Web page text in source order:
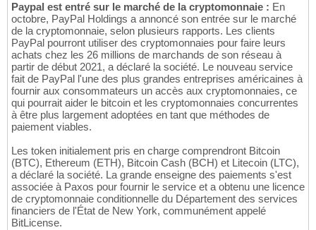
Paypal est entré sur le marché de la cryptomonnaie : En
octobre, PayPal Holdings a annoncé son entrée sur le marché
de la cryptomonnaie, selon plusieurs rapports. Les clients
PayPal pourront utiliser des cryptomonnaies pour faire leurs
achats chez les 26 millions de marchands de son réseau à
partir de début 2021, a déclaré la société. Le nouveau service
fait de PayPal l'une des plus grandes entreprises américaines à
fournir aux consommateurs un accès aux cryptomonnaies, ce
qui pourrait aider le bitcoin et les cryptomonnaies concurrentes
à être plus largement adoptées en tant que méthodes de
paiement viables.
Les token initialement pris en charge comprendront Bitcoin
(BTC), Ethereum (ETH), Bitcoin Cash (BCH) et Litecoin (LTC),
a déclaré la société. La grande enseigne des paiements s'est
associée à Paxos pour fournir le service et a obtenu une licence
de cryptomonnaie conditionnelle du Département des services
financiers de l'État de New York, communément appelé
BitLicense.